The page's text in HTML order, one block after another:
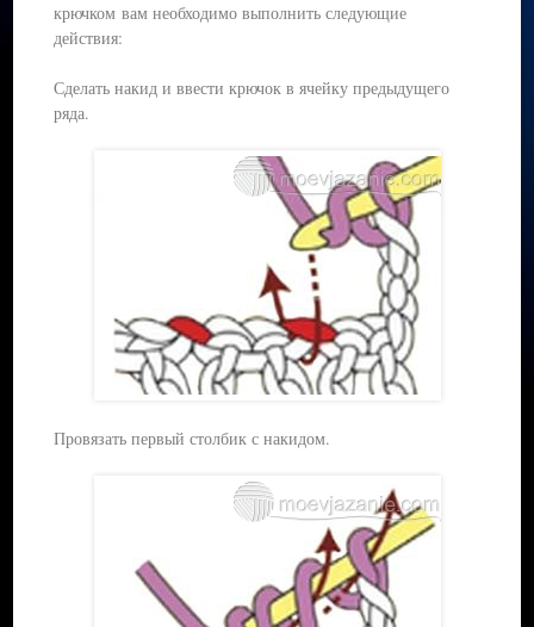
крючком вам необходимо выполнить следующие
действия:
Сделать накид и ввести крючок в ячейку предыдущего
ряда.
Провязать первый столбик с накидом.